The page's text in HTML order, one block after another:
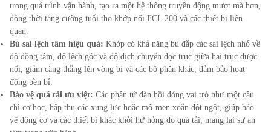
trong quá trình vận hành, tạo ra một hệ thống truyền động mượt mà hơn,
đồng thời tăng cường tuổi thọ khớp nối FCL 200 và các thiết bị liên
quan.
Bù sai lệch tâm hiệu quả: Khớp có khả năng bù đắp các sai lệch nhỏ về
độ đồng tâm, độ lệch góc và độ dịch chuyển dọc trục giữa hai trục được
nối, giảm căng thẳng lên vòng bi và các bộ phận khác, đảm bảo hoạt
động bền bỉ.
Bảo vệ quá tải ưu việt: Các phần tử đàn hồi đóng vai trò như một cầu
chì cơ học, hấp thụ các xung lực hoặc mô-men xoắn đột ngột, giúp bảo
vệ động cơ và các thiết bị khác khỏi hư hỏng do quá tải, mang lại sự an